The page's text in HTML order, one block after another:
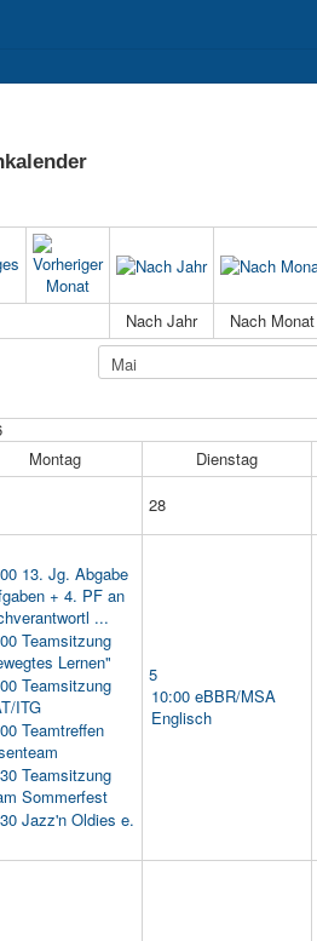
Nach Jahr Nach Monat
Montag
Dienstag
28
13. Jg. Abgabe
+ 4. PF an
...
Teamsitzung
Lernen"
Teamsitzung
ITG
Teamtreffen
Teamsitzung
Sommerfest
Jazz'n Oldies e.
5
10:00 eBBR/MSA
Englisch